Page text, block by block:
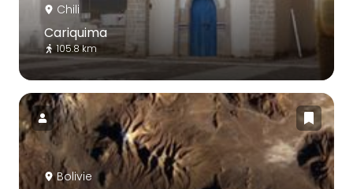
Chili
Cariquima
105.8 km
Bolivie